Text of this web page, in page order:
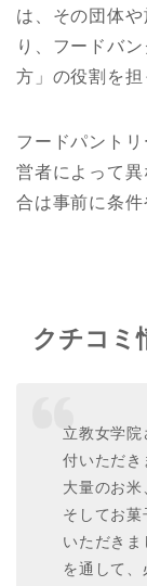
は、その団体
り、フードバ
方」の役割を担
フードパント
営者によって
合は事前に条件
クチコミ
立教女学院
付いただき
大量のお米
そしてお菓
いただき
を通して